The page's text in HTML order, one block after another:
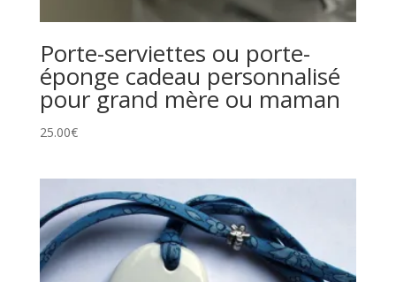
Porte-serviettes ou porte-
éponge cadeau personnalisé
pour grand mère ou maman
25.00€